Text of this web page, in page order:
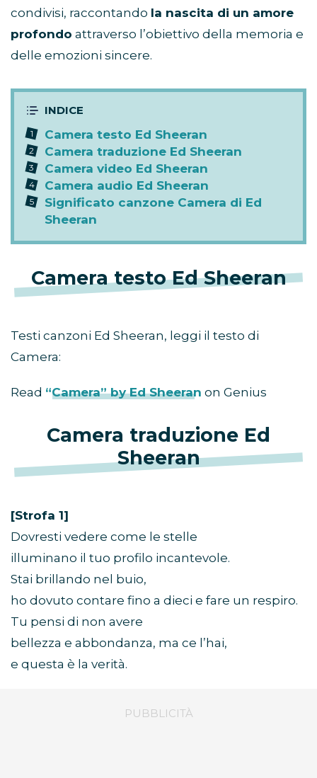
condivisi, raccontando la nascita di un amore
profondo attraverso l’obiettivo della memoria e
delle emozioni sincere.
Camera testo Ed Sheeran
Camera traduzione Ed Sheeran
Camera video Ed Sheeran
Camera audio Ed Sheeran
Significato canzone Camera di Ed
Sheeran
Camera testo Ed Sheeran
Testi canzoni Ed Sheeran, leggi il testo di
Camera:
Read “Camera” by Ed Sheeran on Genius
Camera traduzione Ed
Sheeran
[Strofa 1]
Dovresti vedere come le stelle
illuminano il tuo profilo incantevole.
Stai brillando nel buio,
ho dovuto contare fino a dieci e fare un respiro.
Tu pensi di non avere
bellezza e abbondanza, ma ce l’hai,
e questa è la verità.